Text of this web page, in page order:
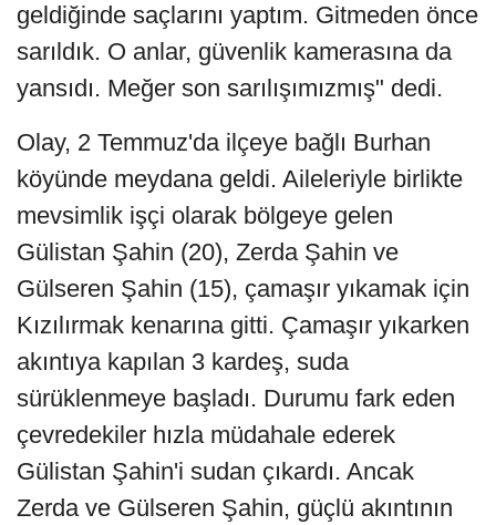
geldiğinde saçlarını yaptım. Gitmeden önce
sarıldık. O anlar, güvenlik kamerasına da
yansıdı. Meğer son sarılışımızmış" dedi.
Olay, 2 Temmuz'da ilçeye bağlı Burhan
köyünde meydana geldi. Aileleriyle birlikte
mevsimlik işçi olarak bölgeye gelen
Gülistan Şahin (20), Zerda Şahin ve
Gülseren Şahin (15), çamaşır yıkamak için
Kızılırmak kenarına gitti. Çamaşır yıkarken
akıntıya kapılan 3 kardeş, suda
sürüklenmeye başladı. Durumu fark eden
çevredekiler hızla müdahale ederek
Gülistan Şahin'i sudan çıkardı. Ancak
Zerda ve Gülseren Şahin, güçlü akıntının